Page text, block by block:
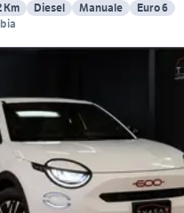
Km Diesel Manuale
Euro 6